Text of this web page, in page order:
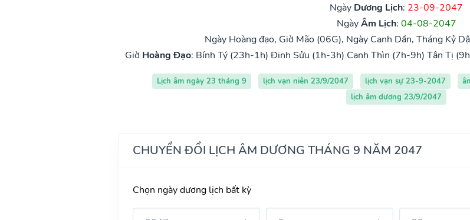
Ngày Dương Lịch: 23-09-2047
NgàyÂm Lịch: 04-08-2047
Ngày Hoàng đạo, Giờ Mão (06G), Ngày Canh Dần, Tháng Kỷ
Giờ Hoàng Đạo: Bính Tý (23h-1h) Đinh Sửu (1h-3h) Canh Thìn (7h-9h) Tân Tị
Lịch âm ngày 23 tháng 9 lịch vạn niên 23/9/2047 lịch vạn sự 23-9-2047
lịch âm dương 23/9/2047
CHUYỂN ĐỔI LỊCH ÂM DƯƠNG THÁNG 9 NĂM 2047
Chọn ngày dương lịch bất kỳ